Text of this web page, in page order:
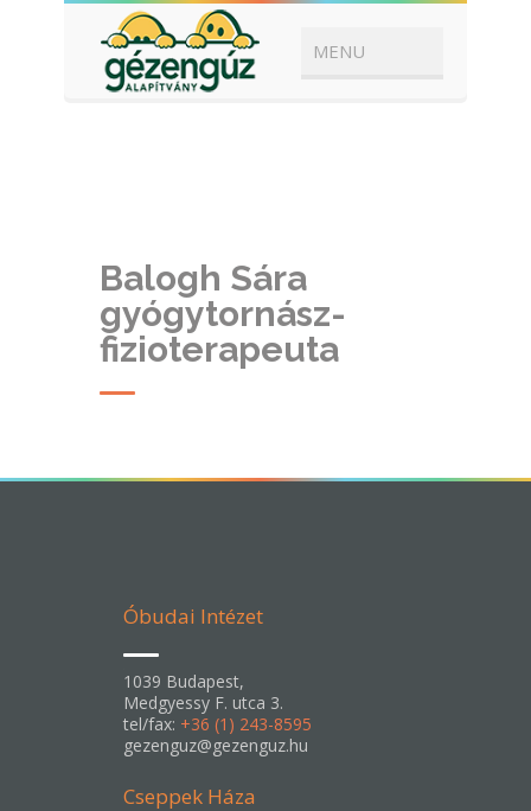
Balogh Sára
gyógytornász-
fizioterapeuta
Óbudai Intézet
1039 Budapest,
Medgyessy F. utca 3.
tel/fax: +36 (1) 243-8595
gezenguz@gezenguz.hu
Cseppek Háza